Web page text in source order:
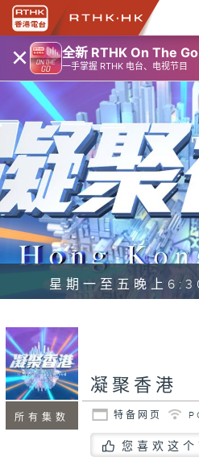
× 全新 RTHK On The Go
一手掌握 RTHK 电台、电视节目
星期一至五晚上
所有集数
凝聚香港
特备网页
您喜欢这